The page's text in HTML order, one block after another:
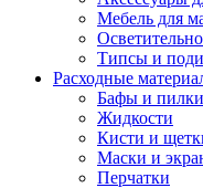
Мебель для
Типсы и
Расходные
Бафы и пилки
Жидкости
Кисти и
Маски и
Перчатки